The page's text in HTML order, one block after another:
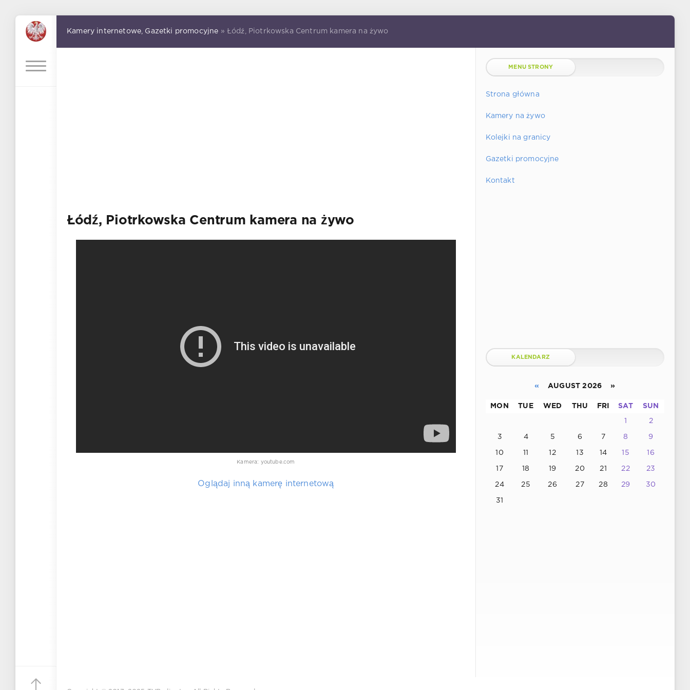
Kamery internetowe, Gazetki promocyjne » Łódź, Piotrkowska Centrum kamera na żywo
Łódź, Piotrkowska Centrum kamera na żywo
Kamera: youtube.com
Oglądaj inną kamerę internetową
MENU STRONY
Strona główna
Kamery na żywo
Kolejki na granicy
Gazetki promocyjne
Kontakt
KALENDARZ
« AUGUST 2026 »
MON TUE WED THU FRI SAT SUN
1 2
3 4 5 6 7 8 9
10 11 12 13 14 15 16
17 18 19 20 21 22 23
24 25 26 27 28 29 30
31